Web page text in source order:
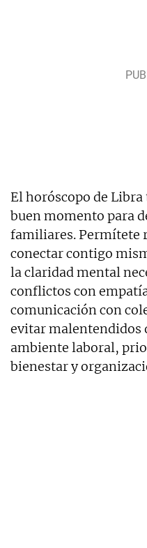
El horóscopo de
buen momento para
familiares. Permítete
conectar contigo
la claridad mental
conflictos con
comunicación con
evitar malentendidos
ambiente laboral,
bienestar y